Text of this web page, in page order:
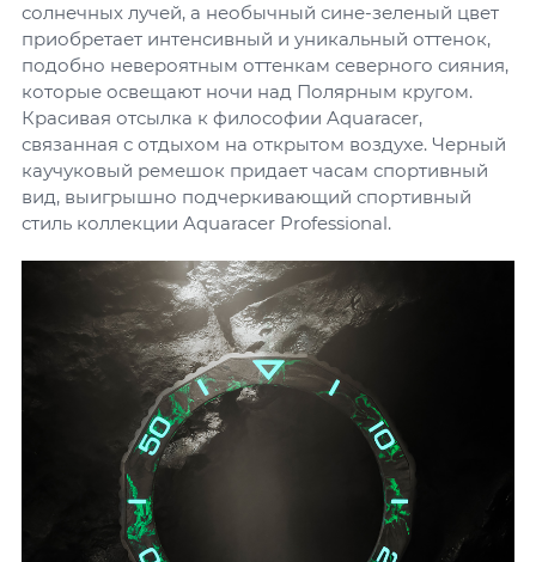
солнечных лучей, а необычный сине-зеленый цвет
приобретает интенсивный и уникальный оттенок,
подобно невероятным оттенкам северного сияния,
которые освещают ночи над Полярным кругом.
Красивая отсылка к философии Aquaracer,
связанная с отдыхом на открытом воздухе. Черный
каучуковый ремешок придает часам спортивный
вид, выигрышно подчеркивающий спортивный
стиль коллекции Aquaracer Professional.